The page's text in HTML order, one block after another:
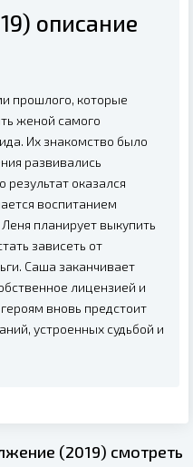
описание
прошлого, которые
женой самого
Их знакомство было
развивались
результат оказался
воспитанием
планирует выкупить
зависеть от
Саша заканчивает
лицензией и
вновь предстоит
устроенных судьбой и
(2019) смотреть